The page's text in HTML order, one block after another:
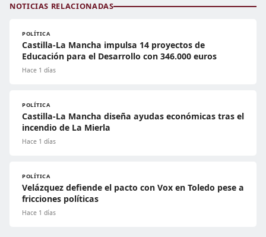
NOTICIAS RELACIONADAS
POLÍTICA
Castilla-La Mancha impulsa 14 proyectos de
Educación para el Desarrollo con 346.000 euros
Hace 1 días
POLÍTICA
Castilla-La Mancha diseña ayudas económicas tras el
incendio de La Mierla
Hace 1 días
POLÍTICA
Velázquez defiende el pacto con Vox en Toledo pese a
fricciones políticas
Hace 1 días